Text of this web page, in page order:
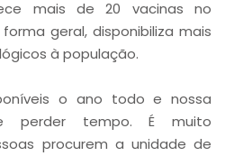
mais de 20 vacinas no
geral, disponibiliza mais
à população.
o ano todo e nossa
perder tempo. É muito
procurem a unidade de